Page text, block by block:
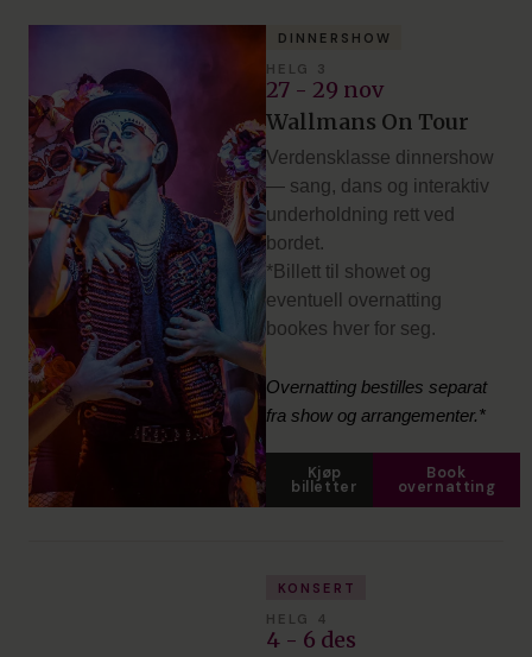
DINNERSHOW
HELG 3
27 - 29 nov
Wallmans On Tour
Verdensklasse dinnershow
— sang, dans og interaktiv
underholdning rett ved
bordet.
*Billett til showet og
eventuell overnatting
bookes hver for seg.
Overnatting bestilles separat
fra show og arrangementer.*
Kjøp
billetter
Book
overnatting
KONSERT
HELG 4
4 - 6 des